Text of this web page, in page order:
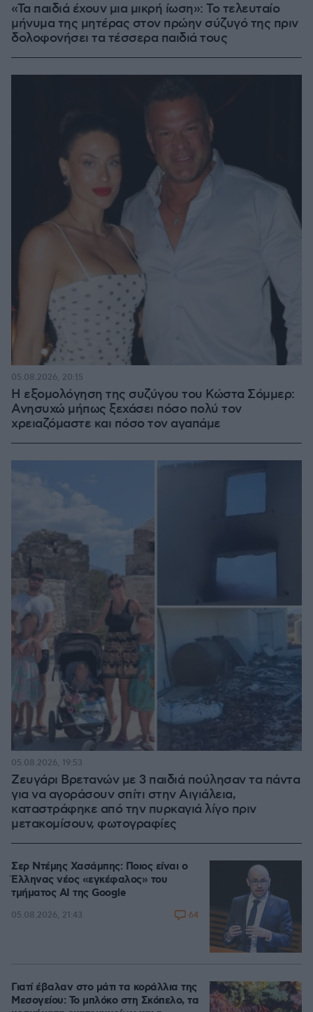
«Τα παιδιά έχουν μια μικρή ίωση»: Το τελευταίο
μήνυμα της μητέρας στον πρώην σύζυγό της πριν
δολοφονήσει τα τέσσερα παιδιά τους
Η εξομολόγηση της συζύγου του Κώστα Σόμμερ:
Ανησυχώ μήπως ξεχάσει πόσο πολύ τον
χρειαζόμαστε και πόσο τον αγαπάμε
05.08.2026, 20:15
Ζευγάρι Βρετανών με 3 παιδιά πούλησαν τα πάντα
για να αγοράσουν σπίτι στην Αιγιάλεια,
καταστράφηκε από την πυρκαγιά λίγο πριν
μετακομίσουν, φωτογραφίες
05.08.2026, 19:53
Σερ Ντέμης Χασάμπης: Ποιος είναι ο
Έλληνας νέος «εγκέφαλος» του
τμήματος AI της Google
05.08.2026, 21:43 64
Γιατί έβαλαν στο μάτι τα κοράλλια της
Μεσογείου: Το μπλόκο στη Σκόπελο, τα